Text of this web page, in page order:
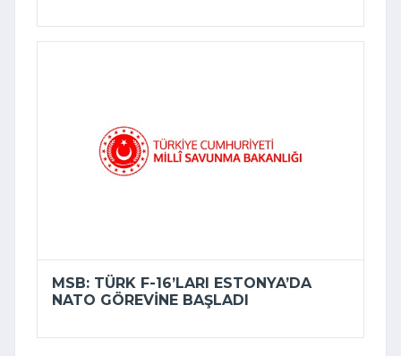
MSB: TÜRK F-16’LARI ESTONYA’DA
NATO GÖREVINE BAŞLADI